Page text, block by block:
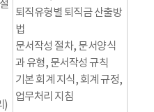
)
퇴직유형별 퇴직금 산출방
법
문서작성 절차, 문서양식
과 유형, 문서작성 규칙
기본 회계 지식, 회계 규정,
업무처리 지침